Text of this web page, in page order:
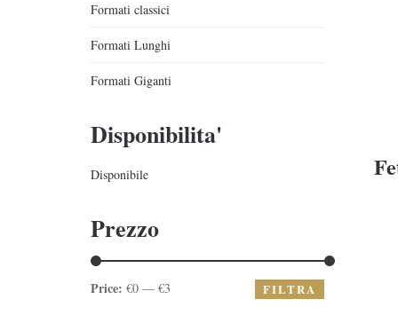
Formati classici
Formati Lunghi
Formati Giganti
Disponibilita'
Disponibile
Prezzo
Price: €0 — €3 FILTRA